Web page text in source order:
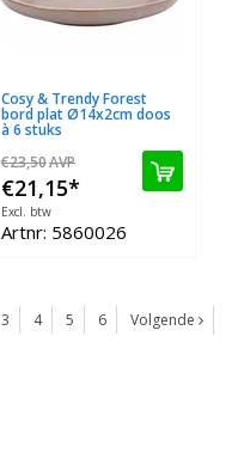
Cosy & Trendy Forest
bord plat Ø14x2cm doos
à 6 stuks
€23,50AVP
€21,15*
Excl. btw
Artnr: 5860026
3 4 5 6 Volgende